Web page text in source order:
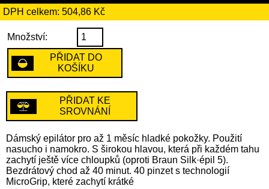
DPH celkem: 504,86 Kč
Množství:
PŘIDAT DO
KOŠÍKU
PŘIDAT KE
SROVNÁNÍ
Dámský epilátor pro až 1 měsíc hladké pokožky. Použití
nasucho i namokro. S širokou hlavou, která při každém tahu
zachytí ještě více chloupků (oproti Braun Silk·épil 5).
Bezdrátový chod až 40 minut. 40 pinzet s technologií
MicroGrip, které zachytí krátké